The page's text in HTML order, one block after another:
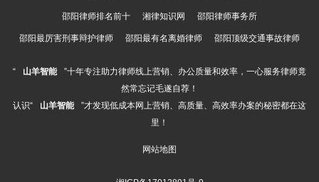
邵阳律师排名前十 湘律知识网 邵阳律师事务所
邵阳最厉害刑事辩护律师 邵阳最有名离婚律师 邵阳顶级交通事故律师
“ 山羊智能
”十年专注助力律师线上营销、办公质量和效率，一心服务律师竟
然常忘记毛遂自荐！
认识“
山羊智能
”才发现低成本网上营销、高质量、高效率办案的秘密都在这
里！
网站地图